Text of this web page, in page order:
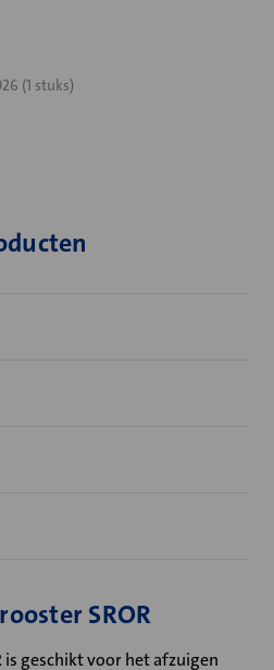
(1 stuks)
SROR
is geschikt voor het afzuigen